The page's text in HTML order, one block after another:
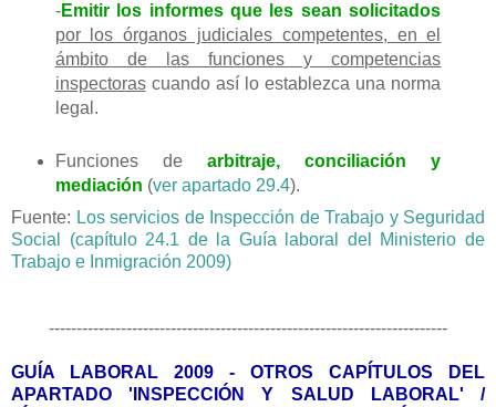
-Emitir los informes que les sean solicitados
por los órganos judiciales competentes, en el
ámbito de las funciones y competencias
inspectorascuando así lo establezca una norma
legal.
Funciones de arbitraje, conciliación y
mediación (ver apartado 29.4).
Fuente: Los servicios de Inspección de Trabajo y Seguridad
Social (capítulo 24.1 de la Guía laboral del Ministerio de
Trabajo e Inmigración 2009)
------------------------------------------------------------------------
GUÍA LABORAL 2009 - OTROS CAPÍTULOS DEL
APARTADO 'INSPECCIÓN Y SALUD LABORAL' /